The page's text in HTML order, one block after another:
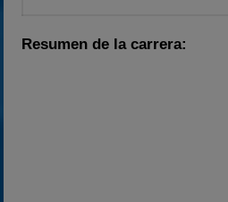
Resumen de la carrera: